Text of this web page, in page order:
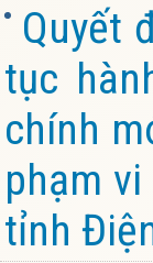
Quyết
tục
chính
phạm
tỉnh